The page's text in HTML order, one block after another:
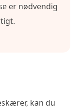
er nødvendig
kan du